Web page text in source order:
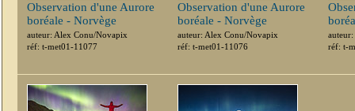
Observation d'une Aurore
boréale - Norvège
auteur: Alex Conu/Novapix
réf: t-met01-11077
Observation d'une Aurore
boréale - Norvège
auteur: Alex Conu/Novapix
réf: t-met01-11076
réf: t-